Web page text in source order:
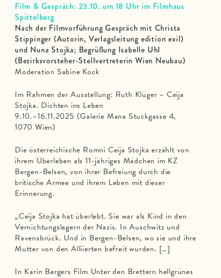
Film & Gespräch: 23.10. um 18 Uhr im Filmhaus
Spittelberg
Nach der Filmvorführung Gespräch mit Christa
Stippinger (Autorin, Verlagsleitung edition exil)
und Nuna Stojka; Begrüßung Isabelle Uhl
(Bezirksvorsteher-Stellvertreterin Wien Neubau)
Moderation Sabine Kock
Im Rahmen der Ausstellung: Ruth Klüger – Ceija
Stojka. Dichten ins Leben
9.10.–16.11.2025 (Galerie Mana Stuckgasse 4,
1070 Wien)
Die österreichische Romni Ceija Stojka erzählt von
ihrem Überleben als 11-jähriges Mädchen im KZ
Bergen-Belsen, von ihrer Befreiung durch die
britische Armee und ihrem Leben mit dieser
Erinnerung.
„Ceija Stojka hat überlebt. Sie war als Kind in den
Vernichtungslagern der Nazis. In Auschwitz und
Ravensbrück. Und in Bergen-Belsen, wo sie und ihre
Mutter von den Alliierten befreit wurden. […]
In Karin Bergers Film Unter den Brettern hellgrünes